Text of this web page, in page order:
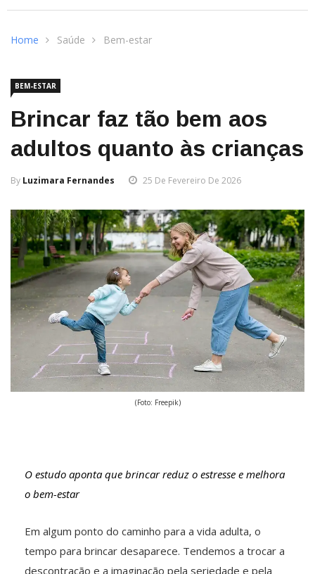
Home Saúde Bem-estar
BEM-ESTAR
Brincar faz tão bem aos
adultos quanto às crianças
By Luzimara Fernandes 25 De Fevereiro De 2026
(Foto: Freepik)
O estudo aponta que brincar reduz o estresse e melhora
o bem-estar
Em algum ponto do caminho para a vida adulta, o
tempo para brincar desaparece. Tendemos a trocar a
descontração e a imaginação pela seriedade e pela